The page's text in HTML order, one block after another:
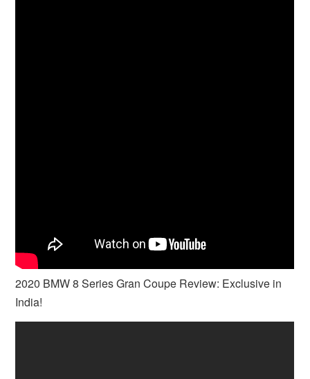
2020 BMW 8 Series Gran Coupe Review: Exclusive in
India!